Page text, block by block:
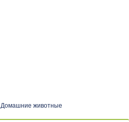
Домашние животные